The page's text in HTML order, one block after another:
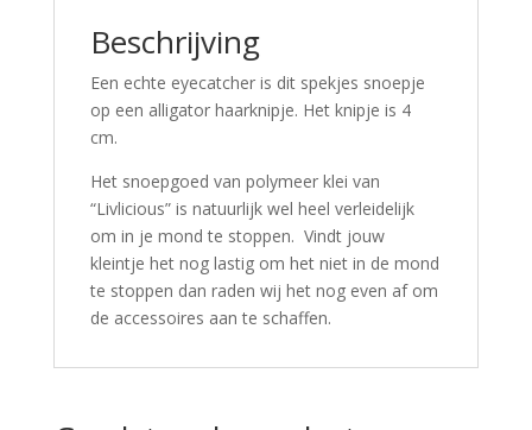
Beschrijving
Een echte eyecatcher is dit spekjes snoepje
op een alligator haarknipje. Het knipje is 4
cm.
Het snoepgoed van polymeer klei van
“Livlicious” is natuurlijk wel heel verleidelijk
om in je mond te stoppen. Vindt jouw
kleintje het nog lastig om het niet in de mond
te stoppen dan raden wij het nog even af om
de accessoires aan te schaffen.